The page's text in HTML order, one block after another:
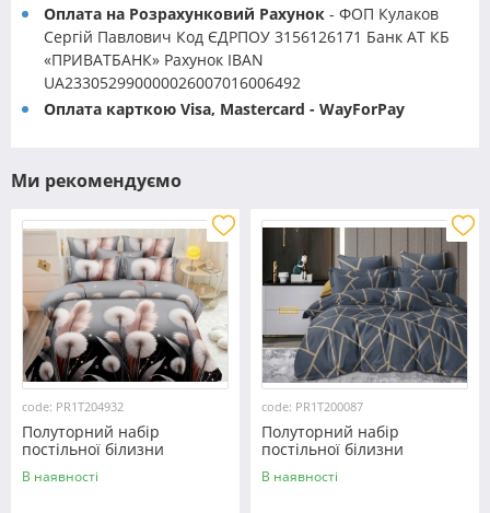
Оплата на Розрахунковий Рахунок - ФОП Кулаков
Сергій Павлович Код ЄДРПОУ 3156126171 Банк АТ КБ
«ПРИВАТБАНК» Рахунок IBAN
UA233052990000026007016006492
Оплата карткою Visa, Mastercard - WayForPay
Ми рекомендуємо
code: PR1T204932
Полуторний набір
постільної білизни
150*220 із полікотону
№204932 Черешенька™
В наявності
code: PR1T200087
Полуторний набір
постільної білизни
150*220 із полікотону
№200087 Черешенька™
В наявності